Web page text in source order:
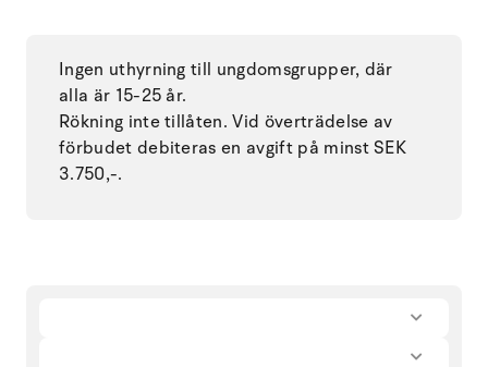
Ingen uthyrning till ungdomsgrupper, där
alla är 15-25 år.
Rökning inte tillåten. Vid överträdelse av
förbudet debiteras en avgift på minst SEK
3.750,-.